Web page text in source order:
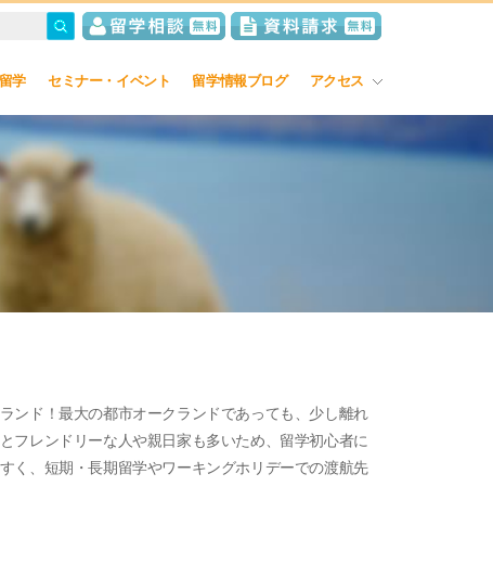
学 セミナー・イベント 留学情報ブログ アクセス
ンド！最大の都市オークランドであっても、少し離れ
フレンドリーな人や親日家も多いため、留学初心者に
く、短期・長期留学やワーキングホリデーでの渡航先